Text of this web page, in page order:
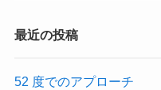
最近の投稿
52 度でのアプローチ